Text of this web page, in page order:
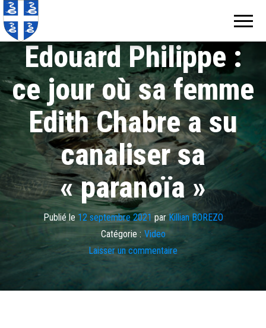
Edouard Philippe :
ce jour où sa femme
Edith Chabre a su
canaliser sa
« paranoïa »
Publié le 12 septembre 2021 par Killian BOREZO
Catégorie : Video
Laisser un commentaire